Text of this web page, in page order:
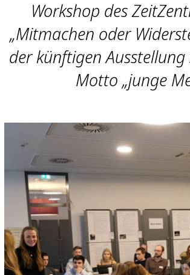
Workshop des
„Mitmachen oder
der künftigen
Motto „junge